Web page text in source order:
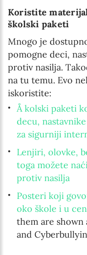
Koristite
školski paketi
Mnogo je
pomogne deci,
protiv nasilja.
na tu temu. Evo
iskoristite:
Å kolski paketi
decu,
za sigurniji
Lenjiri, olovke,
toga možete
protiv nasilja
Posteri koji
oko škole i u
them are shown
and